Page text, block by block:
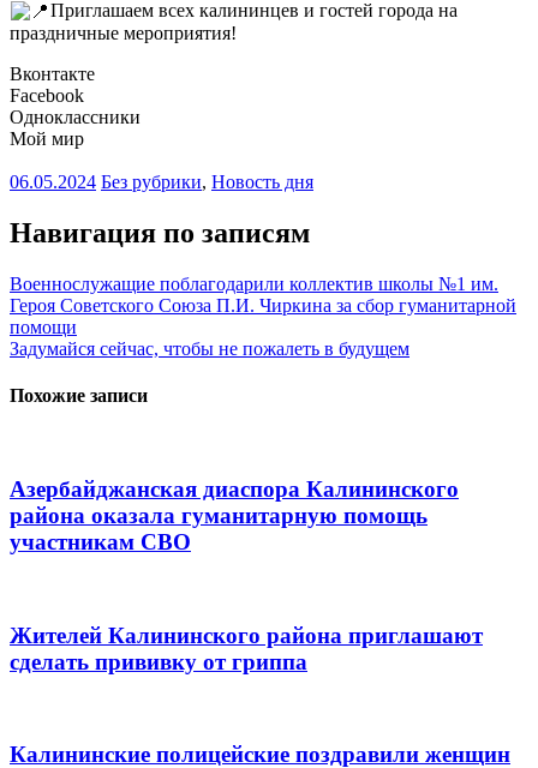
Приглашаем всех калининцев и гостей города на
праздничные мероприятия!
Вконтакте
Facebook
Одноклассники
Мой мир
06.05.2024 Без рубрики, Новость дня
Навигация по записям
Военнослужащие поблагодарили коллектив школы №1 им.
Героя Советского Союза П.И. Чиркина за сбор гуманитарной
помощи
Задумайся сейчас, чтобы не пожалеть в будущем
Похожие записи
Азербайджанская диаспора Калининского
района оказала гуманитарную помощь
участникам СВО
Жителей Калининского района приглашают
сделать прививку от гриппа
Калининские полицейские поздравили женщин